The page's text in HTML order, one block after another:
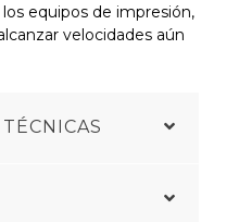
equipos de impresión,
velocidades aún